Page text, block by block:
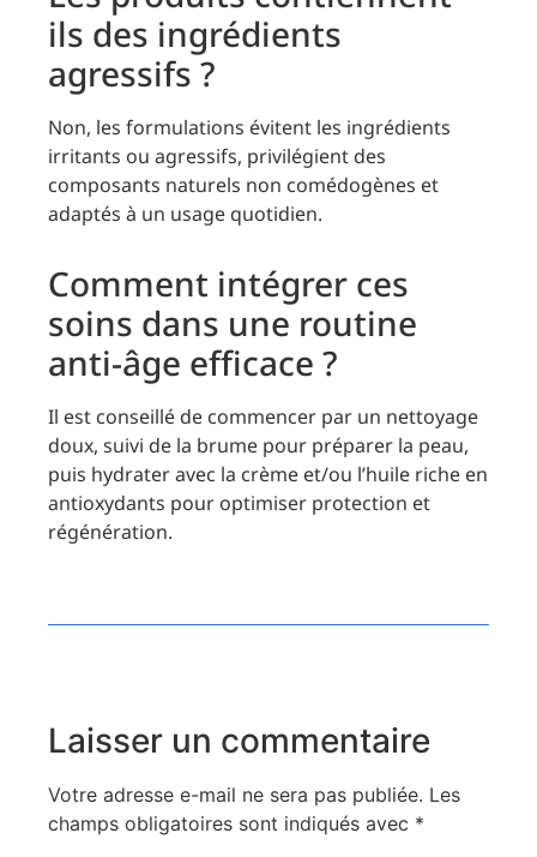
ils des ingrédients
agressifs ?
Non, les formulations évitent les ingrédients
irritants ou agressifs, privilégient des
composants naturels non comédogènes et
adaptés à un usage quotidien.
Comment intégrer ces
soins dans une routine
anti-âge efficace ?
Il est conseillé de commencer par un nettoyage
doux, suivi de la brume pour préparer la peau,
puis hydrater avec la crème et/ou l’huile riche en
antioxydants pour optimiser protection et
régénération.
Laisser un commentaire
Votre adresse e-mail ne sera pas publiée. Les
champs obligatoires sont indiqués avec *